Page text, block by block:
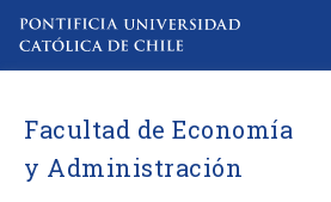
Facultad de Economía
y Administración